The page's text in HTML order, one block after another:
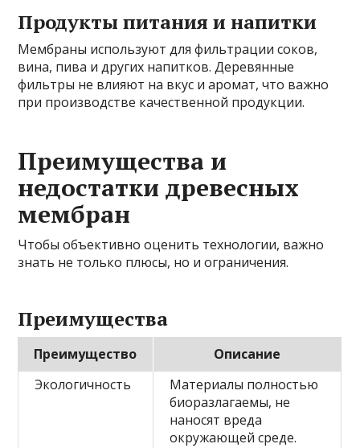
Продукты питания и напитки
Мембраны используют для фильтрации соков,
вина, пива и других напитков. Деревянные
фильтры не влияют на вкус и аромат, что важно
при производстве качественной продукции.
Преимущества и
недостатки древесных
мембран
Чтобы объективно оценить технологии, важно
знать не только плюсы, но и ограничения.
Преимущества
Преимущество
Описание
Экологичность
Материалы полностью
биоразлагаемы, не
наносят вреда
окружающей среде.